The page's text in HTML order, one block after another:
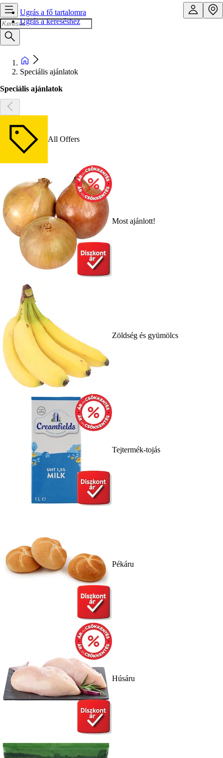
Ugrás a fő tartalomra
Ugrás a kereséshez
Speciális ajánlatok
Speciális ajánlatok
All Offers
Most ajánlott!
Zöldség és gyümölcs
Tejtermék-tojás
Pékáru
Húsáru